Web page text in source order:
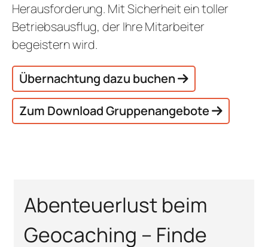
Herausforderung. Mit Sicherheit ein toller
Betriebsausflug, der Ihre Mitarbeiter
begeistern wird.
Übernachtung dazu buchen
Zum Download Gruppenangebote
Abenteuerlust beim
Geocaching – Finde